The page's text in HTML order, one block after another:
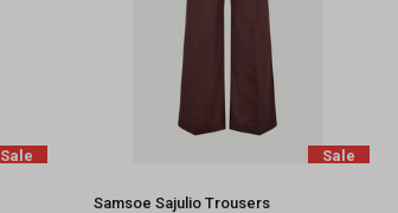
Sale Sale
Samsoe Sajulio Trousers